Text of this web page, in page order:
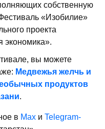
собственную
«Изобилие»
проекта
экономика».
вы можете
Медвежья желчь и
продуктов
.
в Max и Telegram-